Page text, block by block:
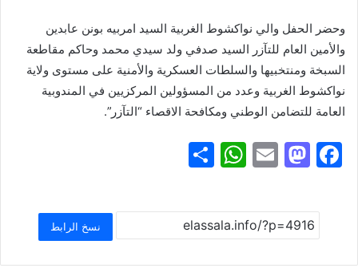
وحضر الحفل والي نواكشوط الغربية السيد امربيه بونن عابدين
والأمين العام للتآزر السيد صدفي ولد سيدي محمد وحاكم مقاطعة
السبخة ومنتخبيها والسلطات العسكرية والأمنية على مستوى ولاية
نواكشوط الغربية وعدد من المسؤولين المركزيين في المندوبية
العامة للتضامن الوطني ومكافحة الاقصاء “التآزر”.
F
c
e
b
M
st
o
d
E
ai
l
W
at
s
A
ar
e
نسخ الرابط